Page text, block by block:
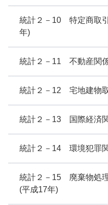
統計２－10 特定商取
年)
統計２－11 不動産関
統計２－12 宅地建物
統計２－13 国際経済
統計２－14 環境犯罪
統計２－15 廃棄物処
(平成17年)